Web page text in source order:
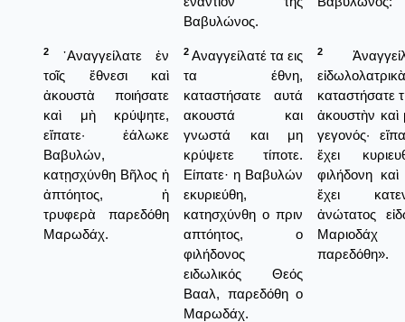
Βαβυλώνος.
2
᾿Αναγγείλατε ἐν
τοῖς ἔθνεσι καὶ
ἀκουστὰ ποιήσατε
καὶ μὴ κρύψητε,
εἴπατε· ἑάλωκε
Βαβυλών,
κατῃσχύνθη Βῆλος ἡ
ἀπτόητος, ἡ
τρυφερὰ παρεδόθη
Μαρωδάχ.
2 Αναγγείλατέ τα εις
τα έθνη,
καταστήσατε αυτά
ακουστά και
γνωστά και μη
κρύψετε τίποτε.
Είπατε· η Βαβυλών
εκυριεύθη,
κατησχύνθη ο πριν
απτόητος, ο
φιλήδονος
ειδωλικός Θεός
Βααλ, παρεδόθη ο
Μαρωδάχ.
2
καταστήσατε
ἀκουστὴν
γεγονός·
ἔχει
φιλήδονη καὶ
ἔχει
ἀνώτατος
παρεδόθη».